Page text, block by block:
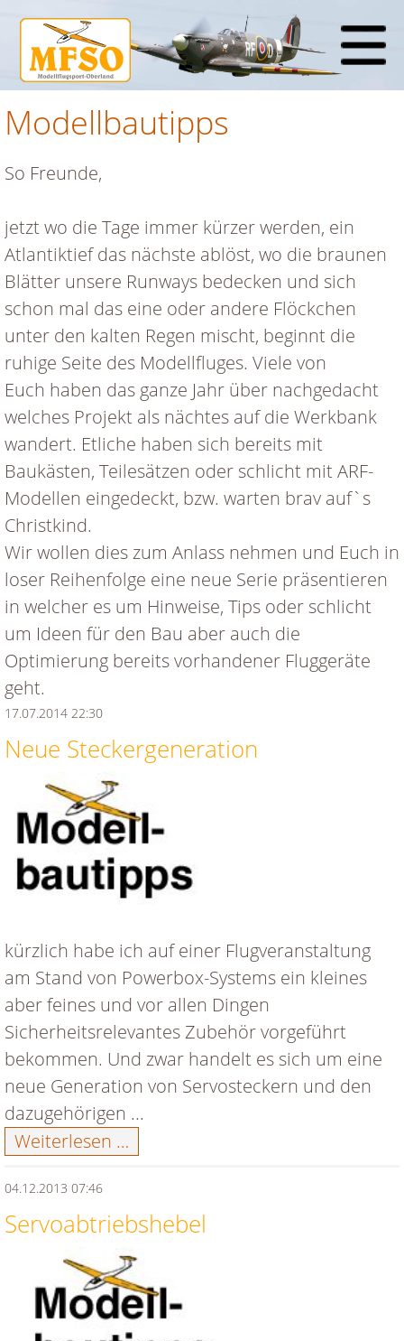
Modellbautipps
So Freunde,
jetzt wo die Tage immer kürzer werden, ein
Atlantiktief das nächste ablöst, wo die braunen
Blätter unsere Runways bedecken und sich
schon mal das eine oder andere Flöckchen
unter den kalten Regen mischt, beginnt die
ruhige Seite des Modellfluges. Viele von
Euch haben das ganze Jahr über nachgedacht
welches Projekt als nächtes auf die Werkbank
wandert. Etliche haben sich bereits mit
Baukästen, Teilesätzen oder schlicht mit ARF-
Modellen eingedeckt, bzw. warten brav auf`s
Christkind.
Wir wollen dies zum Anlass nehmen und Euch in
loser Reihenfolge eine neue Serie präsentieren
in welcher es um Hinweise, Tips oder schlicht
um Ideen für den Bau aber auch die
Optimierung bereits vorhandener Fluggeräte
geht.
17.07.2014 22:30
Neue Steckergeneration
kürzlich habe ich auf einer Flugveranstaltung
am Stand von Powerbox-Systems ein kleines
aber feines und vor allen Dingen
Sicherheitsrelevantes Zubehör vorgeführt
bekommen. Und zwar handelt es sich um eine
neue Generation von Servosteckern und den
dazugehörigen ...
Weiterlesen …
Steckergeneration
04.12.2013 07:46
Servoabtriebshebel